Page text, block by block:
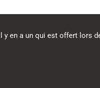
en a un qui est offert lors